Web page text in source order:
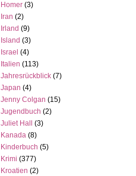
Homer (3)
Iran (2)
Irland (9)
Island (3)
Israel (4)
Italien (113)
Jahresrückblick (7)
Japan (4)
Jenny Colgan (15)
Jugendbuch (2)
Juliet Hall
(3)
Kanada (8)
Kinderbuch (5)
Krimi (377)
Kroatien (2)